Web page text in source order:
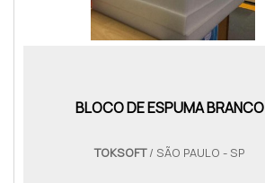
BLOCO DE ESPUMA BRANCO
TOKSOFT/ SÃO PAULO - SP